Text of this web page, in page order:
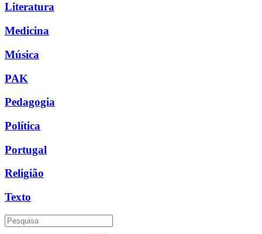
Literatura
Medicina
Música
PAK
Pedagogia
Política
Portugal
Religião
Texto